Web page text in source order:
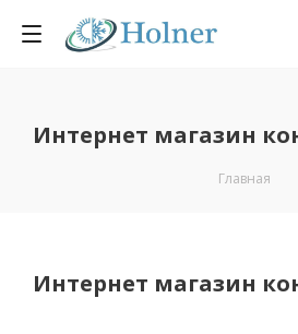
Интернет магазин
Главная
Интернет магазин